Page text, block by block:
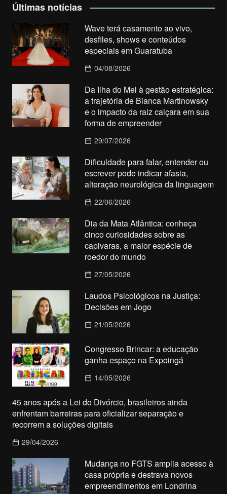
Últimas notícias
Wave terá casamento ao vivo,
desfiles, shows e conteúdos
especiais em Guaratuba
04/08/2026
Da Ilha do Mel à gestão estratégica:
a trajetória de Bianca Martinowsky
e o impacto da raiz caiçara em sua
forma de empreender
29/07/2026
Dificuldade para falar, entender ou
escrever pode indicar afasia,
alteração neurológica da linguagem
22/06/2026
Dia da Mata Atlântica: conheça
cinco curiosidades sobre as
capivaras, a maior espécie de
roedor do mundo
27/05/2026
Laudos Psicológicos na Justiça:
Decisões em Jogo
21/05/2026
Congresso Brincar: a educação
ganha espaço na Expoingá
14/05/2026
45 anos após a Lei do Divórcio, brasileiros ainda
enfrentam barreiras para oficializar separação e
recorrem a soluções digitais
29/04/2026
Mudança no FGTS amplia acesso à
casa própria e destrava novos
empreendimentos em Londrina